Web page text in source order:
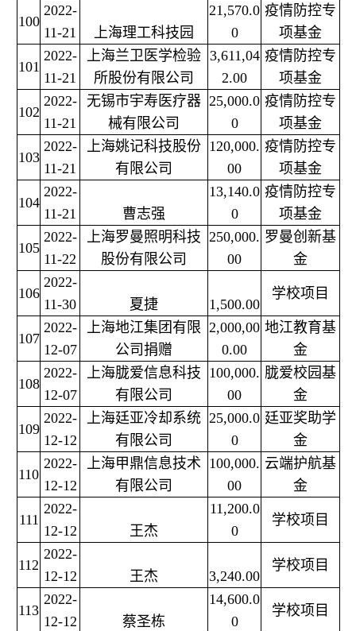
100
2022-
11-21
上海理工科技园
21,570.0
0
疫情防控专
项基金
101
2022-
11-21
上海兰卫医学检验
所股份有限公司
3,611,04
2.00
疫情防控专
项基金
102
2022-
11-21
无锡市宇寿医疗器
械有限公司
25,000.0
0
疫情防控专
项基金
103
2022-
11-21
上海姚记科技股份
有限公司
120,000.
00
疫情防控专
项基金
104
2022-
11-21
曹志强
13,140.0
0
疫情防控专
项基金
105
2022-
11-22
上海罗曼照明科技
股份有限公司
250,000.
00
罗曼创新基
金
106
2022-
11-30
夏捷 1,500.00
学校项目
107
2022-
12-07
上海地江集团有限
公司捐赠
2,000,00
0.00
地江教育基
金
108
2022-
12-07
上海胧爱信息科技
有限公司
100,000.
00
胧爱校园基
金
109
2022-
12-12
上海廷亚冷却系统
有限公司
25,000.0
0
廷亚奖助学
金
110
2022-
12-12
上海甲鼎信息技术
有限公司
100,000.
00
云端护航基
金
111
2022-
12-12
王杰
11,200.0
0
学校项目
112
2022-
12-12
王杰 3,240.00
学校项目
113
2022-
12-12
蔡圣栋
14,600.0
0
学校项目